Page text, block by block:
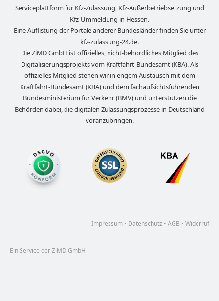
Nordrhein-Westfalen
Rheinland-Pfalz
Saarland
Sachsen
Sachsen-Anhalt
Thüringen
Serviceplattform für Kfz-Zulassung, Kfz-Außerbetriebsetzung und
Kfz-Ummeldung in Hessen.
Eine Auflistung der Portale anderer Bundesländer finden Sie unter
kfz-zulassung-24.de.
Die ZiMD GmbH ist offizielles, nicht-behördliches Mitglied des
Digitalisierungsprojekts vom Kraftfahrt-Bundesamt (KBA). Als
offizielles Mitglied stehen wir in engem Austausch mit dem
Kraftfahrt-Bundesamt (KBA) und dem fachaufsichtsführenden
Bundesministerium für Verkehr (BMV) und unterstützen die
Behörden dabei, die digitalen Zulassungsprozesse in Deutschland
voranzubringen.
Impressum • Datenschutz • AGB • Widerruf
Ein Service der ZiMD GmbH